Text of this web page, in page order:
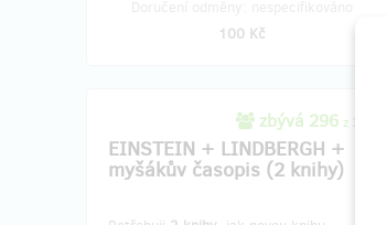
100 Kč
zbývá 296 z 300
EINSTEIN + LINDBERGH +
myšákův časopis (2 knihy)